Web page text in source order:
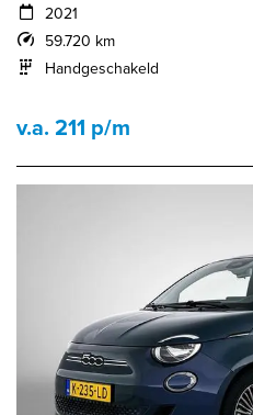
2021
59.720 km
Handgeschakeld
v.a. 211 p/m